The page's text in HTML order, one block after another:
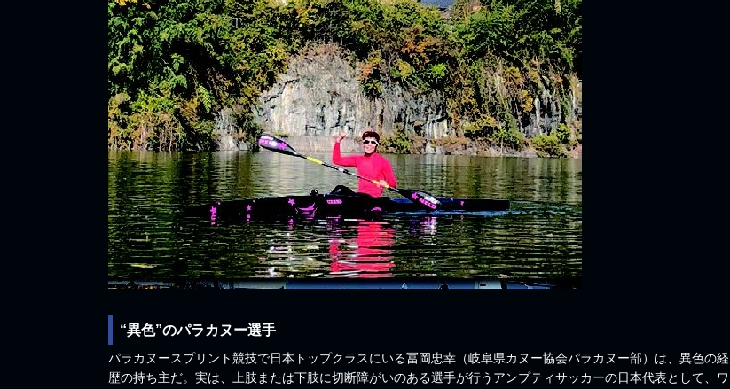
“異色”のパラカヌー選手
パラカヌースプリント競技で日本トップクラスにいる冨岡忠幸（岐阜県カヌー協会パラカヌー部）は、異色の経
歴の持ち主だ。実は、上肢または下肢に切断障がいのある選手が行うアンプティサッカーの日本代表として、ワ